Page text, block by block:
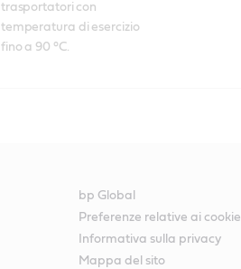
trasportatori con
temperatura di esercizio
fino a 90 °C.
bassa e la bassa tendenza
alla formazione di residui
aiutano a ridurre il consumo
bp Global
Preferenze relative ai cookie
Informativa sulla privacy
Mappa del sito